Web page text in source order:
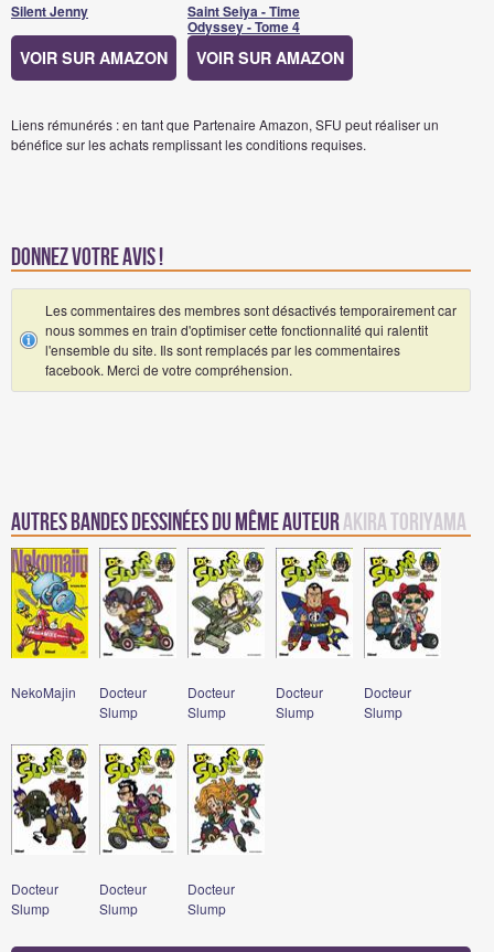
Silent Jenny
VOIR SUR AMAZON
Saint Seiya - Time
Odyssey - Tome 4
VOIR SUR AMAZON
Liens rémunérés : en tant que Partenaire Amazon, SFU peut réaliser un
bénéfice sur les achats remplissant les conditions requises.
Donnez votre avis !
Les commentaires des membres sont désactivés temporairement car
nous sommes en train d'optimiser cette fonctionnalité qui ralentit
l'ensemble du site. Ils sont remplacés par les commentaires
facebook. Merci de votre compréhension.
Autres Bandes Dessinées du même auteurAkira Toriyama
NekoMajin
Docteur
Slump
Docteur
Slump
Docteur
Slump
Docteur
Slump
Docteur
Slump
Docteur
Slump
Docteur
Slump